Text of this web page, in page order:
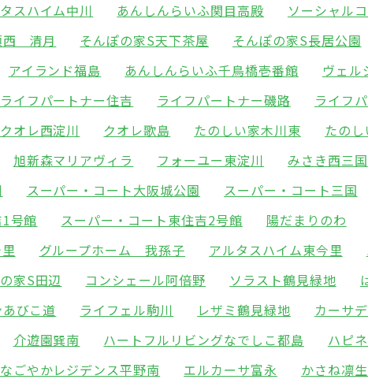
スハイム中川 あんしんらいふ関目高殿 ソーシャル
西 清月
そんぽの家S天下茶屋 そんぽの家S長居公園
アイランド福島 あんしんらいふ千鳥橋壱番館 ヴェル
ライフパートナー住吉 ライフパートナー磯路 ライフ
クオレ西淀川 クオレ歌島 たのしい家木川東 たの
旭新森マリアヴィラ フォーユー東淀川 みさき西三国
スーパー・コート大阪城公園 スーパー・コート三国
号館
スーパー・コート東住吉2号館 陽だまりのわ
グループホーム 我孫子 アルタスハイム東今里
家S田辺 コンシェール阿倍野 ソラスト鶴見緑地
びこ道
ライフェル駒川 レザミ鶴見緑地 カーサ
介遊園巽南 ハートフルリビングなでしこ都島 ハピ
なごやかレジデンス平野南 エルカーサ富永 かさね凛